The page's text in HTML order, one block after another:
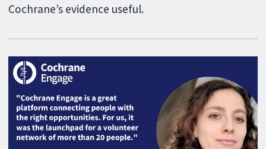
Cochrane’s evidence useful.